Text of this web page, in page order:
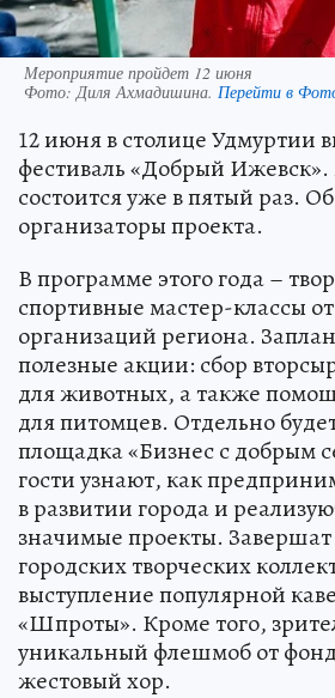
Мероприятие пройдет 12 июня
Фото:Диля Ахмадишина. Перейти в
12 июня в столице Удмуртии
фестиваль «Добрый
состоится уже в пятый раз.
организаторы проекта.
В программе этого года –
спортивные мастер-классы
организаций региона.
полезные акции: сбор
для животных, а также
для питомцев. Отдельно
площадка «Бизнес с добрым
гости узнают, как
в развитии города и
значимые проекты. Завершат
городских творческих
выступление популярной
«Шпроты». Кроме того,
уникальный флешмоб от
жестовый хор.